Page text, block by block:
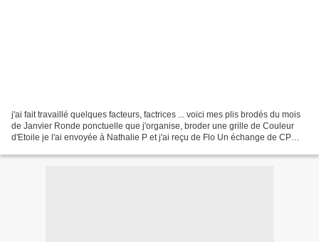
j'ai fait travaillé quelques facteurs, factrices ... voici mes plis brodés du mois
de Janvier Ronde ponctuelle que j'organise, broder une grille de Couleur
d'Etoile je l'ai envoyée à Nathalie P et j'ai reçu de Flo Un échange de CP